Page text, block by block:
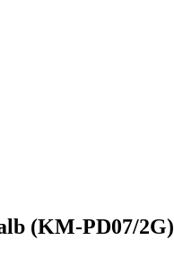
(KM-PD07/2G)